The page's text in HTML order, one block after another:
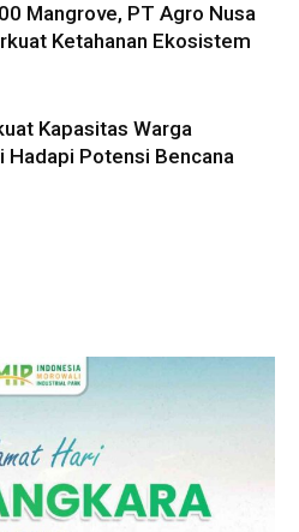
Mangrove, PT Agro Nusa
Ketahanan Ekosistem
Kapasitas Warga
Hadapi Potensi Bencana